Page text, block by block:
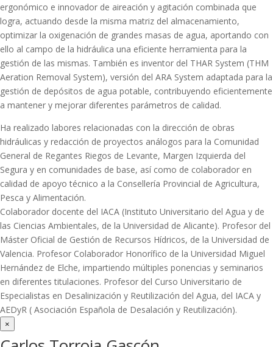
ergonómico e innovador de aireación y agitación combinada que
logra, actuando desde la misma matriz del almacenamiento,
optimizar la oxigenación de grandes masas de agua, aportando con
ello al campo de la hidráulica una eficiente herramienta para la
gestión de las mismas. También es inventor del THAR System (THM
Aeration Removal System), versión del ARA System adaptada para la
gestión de depósitos de agua potable, contribuyendo eficientemente
a mantener y mejorar diferentes parámetros de calidad.
Ha realizado labores relacionadas con la dirección de obras
hidráulicas y redacción de proyectos análogos para la Comunidad
General de Regantes Riegos de Levante, Margen Izquierda del
Segura y en comunidades de base, así como de colaborador en
calidad de apoyo técnico a la Consellería Provincial de Agricultura,
Pesca y Alimentación.
Colaborador docente del IACA (Instituto Universitario del Agua y de
las Ciencias Ambientales, de la Universidad de Alicante). Profesor del
Máster Oficial de Gestión de Recursos Hídricos, de la Universidad de
Valencia. Profesor Colaborador Honorífico de la Universidad Miguel
Hernández de Elche, impartiendo múltiples ponencias y seminarios
en diferentes titulaciones. Profesor del Curso Universitario de
Especialistas en Desalinización y Reutilización del Agua, del IACA y
AEDyR ( Asociación Española de Desalación y Reutilización).
×